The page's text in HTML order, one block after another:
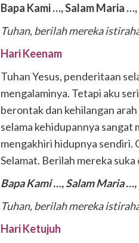
Bapa Kami …,Salam Maria …,
Tuhan, berilah mereka
Hari Keenam
Tuhan Yesus, penderitaan
mengalaminya. Tetapi aku
berontak dan kehilangan
selama kehidupannya sangat
mengakhiri hidupnya sendiri.
Selamat. Berilah mereka
Bapa Kami …,Salam Maria …,
Tuhan, berilah mereka
Hari Ketujuh